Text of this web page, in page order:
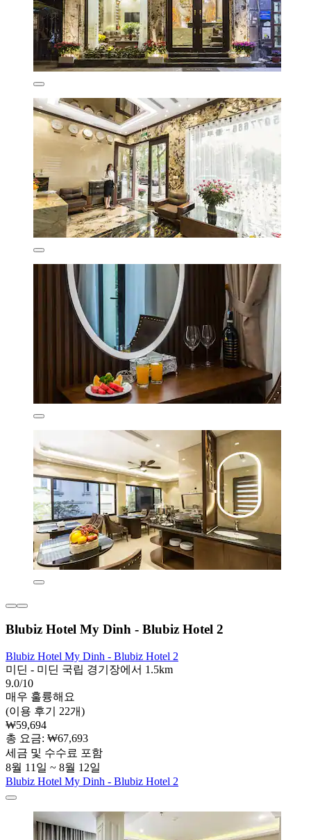
Blubiz Hotel My Dinh - Blubiz Hotel 2
Blubiz Hotel My Dinh - Blubiz Hotel 2
미딘 - 미딘 국립 경기장에서 1.5km
9.0/10
매우 훌륭해요
(이용 후기 22개)
₩59,694
총 요금: ₩67,693
세금 및 수수료 포함
8월 11일 ~ 8월 12일
Blubiz Hotel My Dinh - Blubiz Hotel 2